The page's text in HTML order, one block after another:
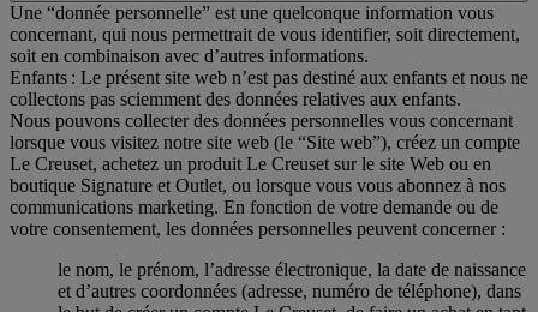
Une “donnée personnelle” est une quelconque information vous
concernant, qui nous permettrait de vous identifier, soit directement,
soit en combinaison avec d’autres informations.
Enfants : Le présent site web n’est pas destiné aux enfants et nous ne
collectons pas sciemment des données relatives aux enfants.
Nous pouvons collecter des données personnelles vous concernant
lorsque vous visitez notre site web (le “Site web”), créez un compte
Le Creuset, achetez un produit Le Creuset sur le site Web ou en
boutique Signature et Outlet, ou lorsque vous vous abonnez à nos
communications marketing. En fonction de votre demande ou de
votre consentement, les données personnelles peuvent concerner :
le nom, le prénom, l’adresse électronique, la date de naissance
et d’autres coordonnées (adresse, numéro de téléphone), dans